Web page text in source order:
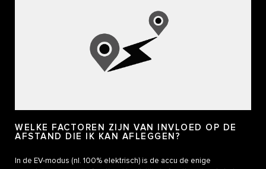
WELKE FACTOREN ZIJN VAN INVLOED OP DE
AFSTAND DIE IK KAN AFLEGGEN?
In de EV-modus (nl. 100% elektrisch) is de accu de enige